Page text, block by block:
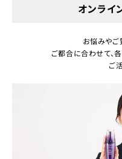
オンライ
お悩みやご
ご都合に合わせて、
ご